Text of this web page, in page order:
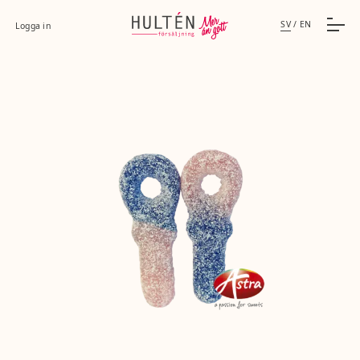
Logga in SV / EN